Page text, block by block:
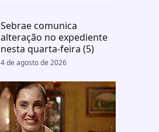
Sebrae comunica
alteração no expediente
nesta quarta-feira (5)
4 de agosto de 2026